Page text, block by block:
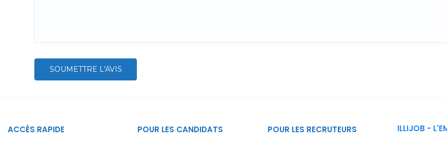
ACCÈS RAPIDE POUR LES CANDIDATS POUR LES RECRUTEURS ILLIJOB -